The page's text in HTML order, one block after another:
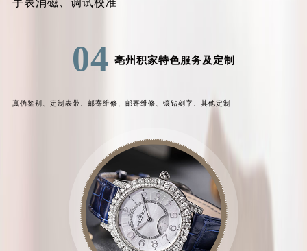
手表消磁、 调试校准
04 亳州积家特色服务及定制
真伪鉴别、 定制表带、 邮寄维修、 邮寄维修、 镶钻刻字、 其他定制